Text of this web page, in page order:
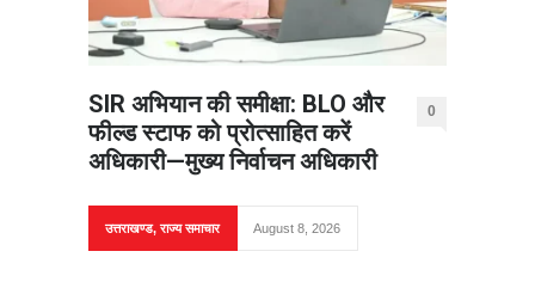
SIR अभियान की समीक्षा: BLO और
फील्ड स्टाफ को प्रोत्साहित करें
अधिकारी—मुख्य निर्वाचन अधिकारी
0
उत्तराखण्ड,राज्य समाचार August 8, 2026